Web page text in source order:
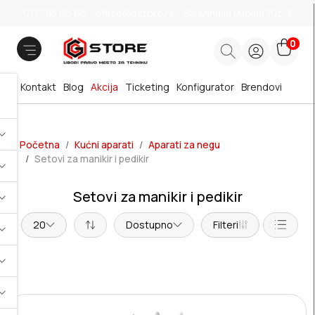
0
Brendovi
Blog Akcija
Kontakt Ticketing Konfigurator
Početna Kućni aparati
Aparati za negu
Setovi za manikir i pedikir
Setovi za manikir i pedikir
20 Dostupno Filteri